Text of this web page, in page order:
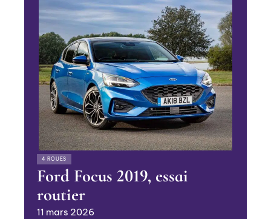
4 ROUES
Ford Focus 2019, essai
routier
11 mars 2026